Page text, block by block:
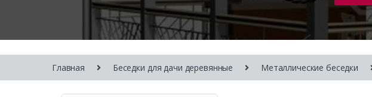
Главная Беседки для дачи деревянные Металлические беседки